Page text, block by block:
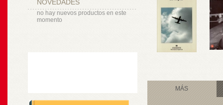
NOVEDADES
no hay nuevos productos en este
momento
MÁS